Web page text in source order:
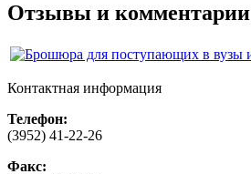
Отзывы и комментарии
Контактная информация
Телефон:
(3952) 41-22-26
Факс: